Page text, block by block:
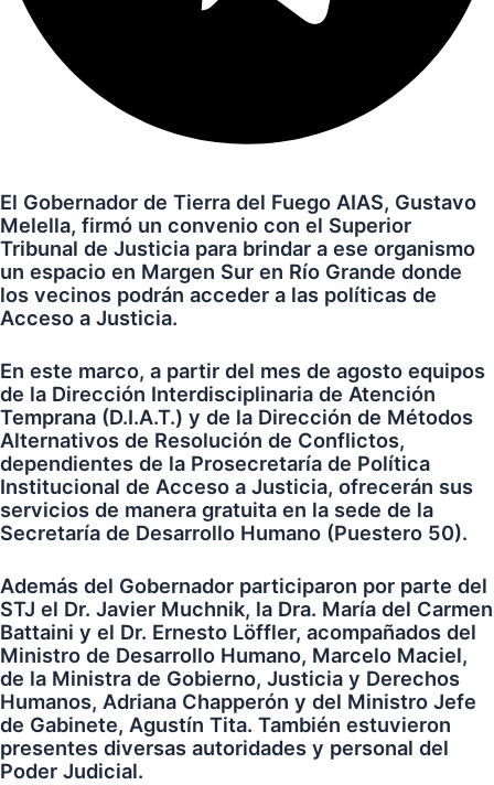
El Gobernador de Tierra del Fuego AIAS, Gustavo
Melella, firmó un convenio con el Superior
Tribunal de Justicia para brindar a ese organismo
un espacio en Margen Sur en Río Grande donde
los vecinos podrán acceder a las políticas de
Acceso a Justicia.
En este marco, a partir del mes de agosto equipos
de la Dirección Interdisciplinaria de Atención
Temprana (D.I.A.T.) y de la Dirección de Métodos
Alternativos de Resolución de Conflictos,
dependientes de la Prosecretaría de Política
Institucional de Acceso a Justicia, ofrecerán sus
servicios de manera gratuita en la sede de la
Secretaría de Desarrollo Humano (Puestero 50).
Además del Gobernador participaron por parte del
STJ el Dr. Javier Muchnik, la Dra. María del Carmen
Battaini y el Dr. Ernesto Löffler, acompañados del
Ministro de Desarrollo Humano, Marcelo Maciel,
de la Ministra de Gobierno, Justicia y Derechos
Humanos, Adriana Chapperón y del Ministro Jefe
de Gabinete, Agustín Tita. También estuvieron
presentes diversas autoridades y personal del
Poder Judicial.